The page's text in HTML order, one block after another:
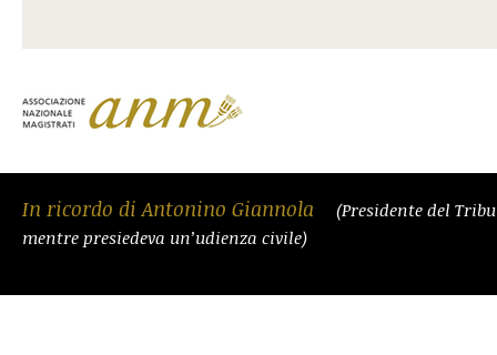
In ricordo di Antonino Giannola
(Presidente del
mentre presiedeva un’udienza civile)